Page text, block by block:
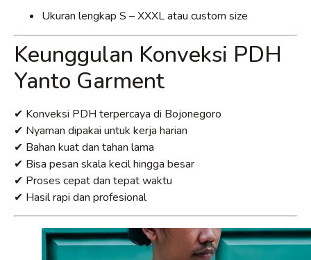
Ukuran lengkap S – XXXL atau custom size
Keunggulan Konveksi PDH
Yanto Garment
✔ Konveksi PDH terpercaya di Bojonegoro
✔ Nyaman dipakai untuk kerja harian
✔ Bahan kuat dan tahan lama
✔ Bisa pesan skala kecil hingga besar
✔ Proses cepat dan tepat waktu
✔ Hasil rapi dan profesional